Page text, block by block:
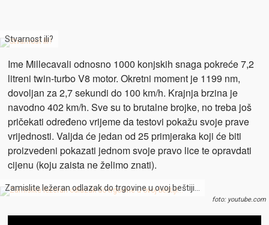
Stvarnost ili?
Ime Millecavali odnosno 1000 konjskih snaga pokreće 7,2
litreni twin-turbo V8 motor. Okretni moment je 1199 nm,
dovoljan za 2,7 sekundi do 100 km/h. Krajnja brzina je
navodno 402 km/h. Sve su to brutalne brojke, no treba još
pričekati određeno vrijeme da testovi pokažu svoje prave
vrijednosti. Valjda će jedan od 25 primjeraka koji će biti
proizvedeni pokazati jednom svoje pravo lice te opravdati
cijenu (koju zaista ne želimo znati).
Zamislite ležeran odlazak do trgovine u ovoj beštiji…
foto: youtube.com